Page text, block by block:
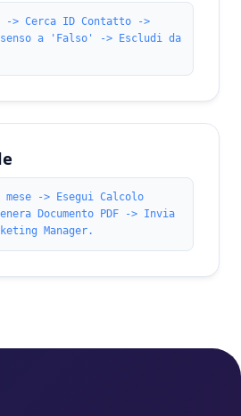
-> Cerca ID Contatto ->
a 'Falso' -> Escludi da
-> Esegui Calcolo
Documento PDF -> Invia
Manager.